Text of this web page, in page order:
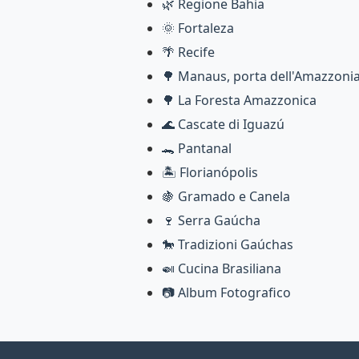
🌿 Regione Bahia
🌞 Fortaleza
🌴 Recife
🌳 Manaus, porta
🌳 La Foresta Amazzonica
🌊 Cascate di Iguazú
🐊 Pantanal
🏝️ Florianópolis
🍇 Gramado e Canela
🍷 Serra Gaúcha
🐎 Tradizioni Gaúchas
🍛 Cucina Brasiliana
📷 Album Fotografico